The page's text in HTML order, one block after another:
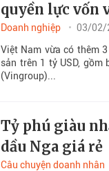
quyền lực vốn
Doanh nghiệp
03/02/
Việt Nam vừa có thêm
sản trên 1 tỷ USD, gồm
(Vingroup)...
Tỷ phú giàu
dầu Nga giá rẻ
Câu chuyện doanh nhân